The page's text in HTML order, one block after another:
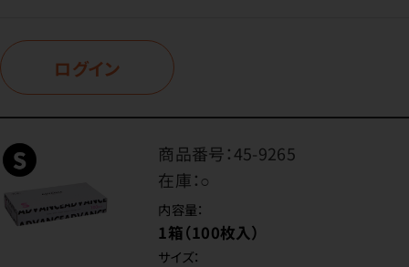
ログイン
商品番号：45-9265
在庫：○
内容量：
1箱（100枚入）
サイズ：